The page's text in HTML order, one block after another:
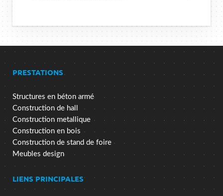
PRESTATIONS
Structures en béton armé
Construction de hall
Construction metallique
Construction en bois
Construction de stand de foire
Meubles design
LIENS PRINCIPALES